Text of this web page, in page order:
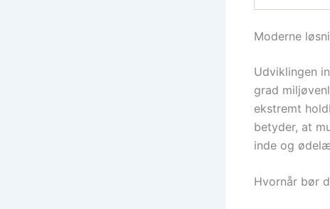
Moderne
Udviklingen
grad
ekstremt
betyder, at
inde og
Hvornår bør